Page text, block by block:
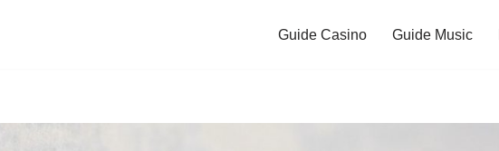
Guide Casino Guide Music